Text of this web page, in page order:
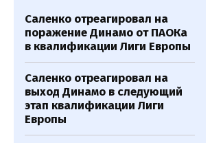
Саленко отреагировал на
поражение Динамо от ПАОКа
в квалификации Лиги Европы
Саленко отреагировал на
выход Динамо в следующий
этап квалификации Лиги
Европы